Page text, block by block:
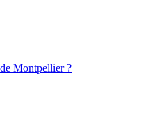
Montpellier ?